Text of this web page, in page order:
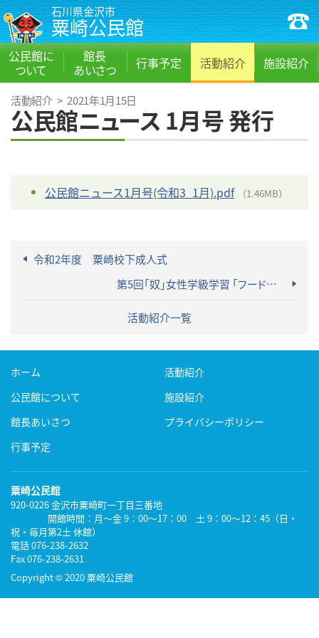
石川県金沢市
粟崎公民館
公民館に
ついて
館長
あいさつ
行事予定 活動紹介 施設紹介
活動紹介 > 2021年1月15日
公民館ニュース 1月号 発行
公民館ニュース1月号(令和3_1月).pdf （1.46MB）
令和2年度 粟崎校下成人式
第5回「奴」女性学級学習 「フードロス！もったいない！で美味しいおかず」開催
活動紹介一覧
ホーム
公民館について
館長あいさつ
行事予定
活動紹介
施設紹介
プライバシーポリシー
粟崎公民館
920-0226金沢市粟崎町一丁目三番地
開館時間：月～金 9：00～17：00 土 9：00～12：45（日・
祝・毎月第2土 休館）
電話 076-238-2632
Fax 076-238-2631
Copyright©2020 粟崎公民館